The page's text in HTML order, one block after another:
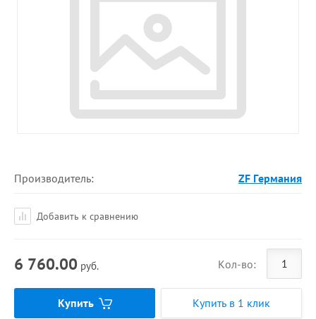
Производитель: ZF Германия
Добавить к сравнению
6 760.00 руб. Кол-во:
Купить Купить в 1 клик